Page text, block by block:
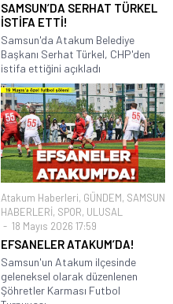
SAMSUN’DA SERHAT TÜRKEL
İSTİFA ETTİ!
Samsun'da Atakum Belediye
Başkanı Serhat Türkel, CHP'den
istifa ettiğini açıkladı
Atakum Haberleri, GÜNDEM, SAMSUN
HABERLERİ, SPOR, ULUSAL
18 Mayıs 2026 17:59
EFSANELER ATAKUM’DA!
Samsun'un Atakum ilçesinde
geleneksel olarak düzenlenen
Şöhretler Karması Futbol